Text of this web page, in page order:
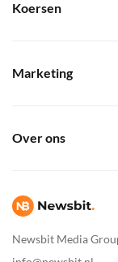
Newsbit Media
Koersen
Marketing
Over ons